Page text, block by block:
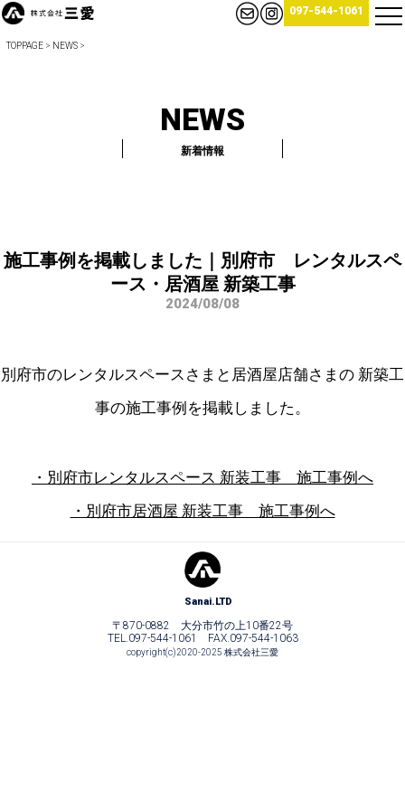
097-544-1061
TOPPAGE > NEWS >
NEWS
新着情報
施工事例を掲載しました｜別府市 レンタルスペ
ース・居酒屋 新築工事
2024/08/08
別府市のレンタルスペースさまと居酒屋店舗さまの 新築工
事の施工事例を掲載しました。
・別府市レンタルスペース 新装工事 施工事例へ
・別府市居酒屋 新装工事 施工事例へ
Sanai.LTD
〒870-0882 大分市竹の上10番22号
TEL.097-544-1061 FAX.097-544-1063
copyright(c)2020-2025 株式会社三愛